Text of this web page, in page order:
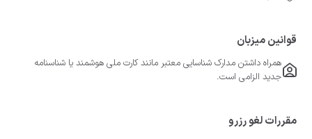
قوانین میزبان
همراه داشتن مدارک شناسایی معتبر مانند کارت ملی هوشمند یا شناسنامه
جدید الزامی است.
مقررات لغو رزرو